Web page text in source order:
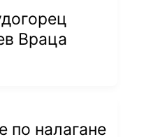
Враца
favorites
по налагане